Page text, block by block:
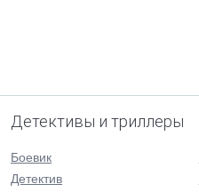
Детективы и триллеры
Боевик
Детектив